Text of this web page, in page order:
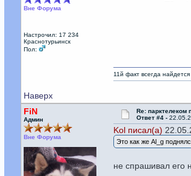
Вне Форума
Настрочил: 17 234
Краснотурьинск
Пол:
Наверх
11й факт всегда найдется
FiN
Админ
Вне Форума
Re: парктелеком
Ответ #4 -
Kol писал(а)
Это как же Al_g
не спрашивал его